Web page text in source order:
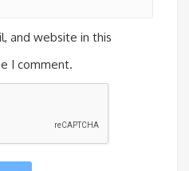
and website in this
I comment.